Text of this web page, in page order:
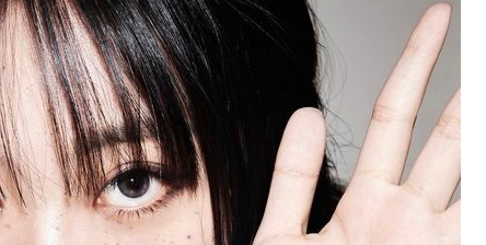
뷔전
'
길"
시작'
리…정청래
래